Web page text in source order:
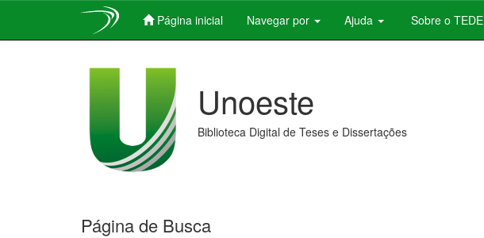
Página inicial Navegar por Ajuda Sobre o TEDE
Unoeste
Biblioteca Digital de Teses e Dissertações
Página de Busca